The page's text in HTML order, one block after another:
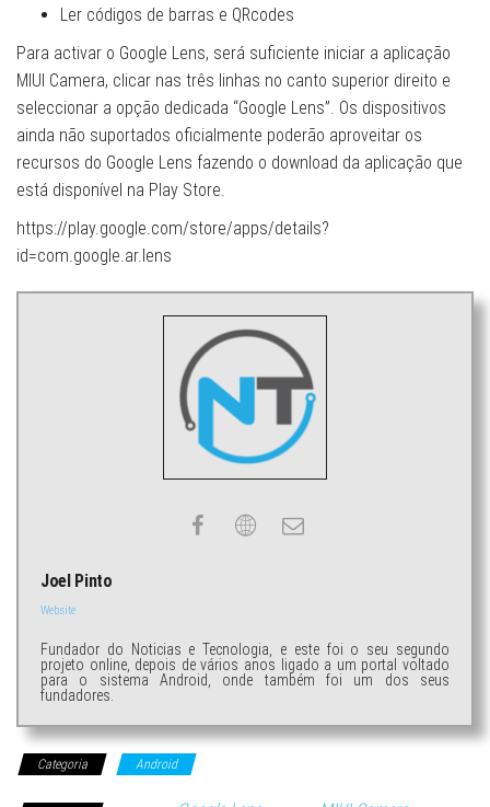
Ler códigos de barras e QRcodes
Para activar o Google Lens, será suficiente iniciar a aplicação
MIUI Camera, clicar nas três linhas no canto superior direito e
seleccionar a opção dedicada “Google Lens”. Os dispositivos
ainda não suportados oficialmente poderão aproveitar os
recursos do Google Lens fazendo o download da aplicação que
está disponível na Play Store.
https://play.google.com/store/apps/details?
id=com.google.ar.lens
Joel Pinto
Website
Fundador do Noticias e Tecnologia, e este foi o seu segundo
projeto online, depois de vários anos ligado a um portal voltado
para o sistema Android, onde também foi um dos seus
fundadores.
Categoria Android